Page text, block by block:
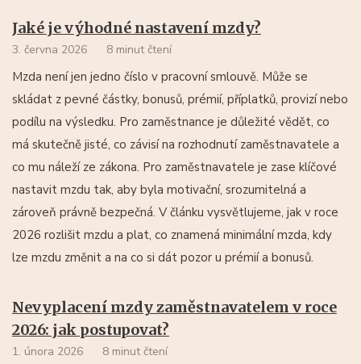
Jaké je výhodné nastavení mzdy?
3. června 2026 8 minut čtení
Mzda není jen jedno číslo v pracovní smlouvě. Může se
skládat z pevné částky, bonusů, prémií, příplatků, provizí nebo
podílu na výsledku. Pro zaměstnance je důležité vědět, co
má skutečně jisté, co závisí na rozhodnutí zaměstnavatele a
co mu náleží ze zákona. Pro zaměstnavatele je zase klíčové
nastavit mzdu tak, aby byla motivační, srozumitelná a
zároveň právně bezpečná. V článku vysvětlujeme, jak v roce
2026 rozlišit mzdu a plat, co znamená minimální mzda, kdy
lze mzdu změnit a na co si dát pozor u prémií a bonusů.
Nevyplacení mzdy zaměstnavatelem v roce
2026: jak postupovat?
1. února 2026 8 minut čtení